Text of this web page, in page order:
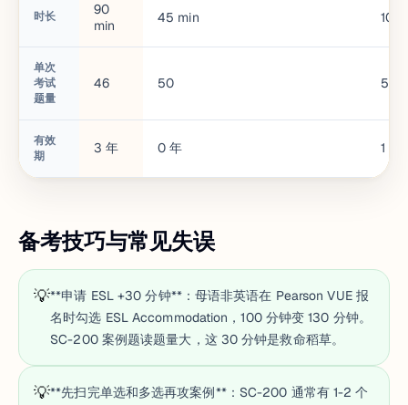
时长
90
min
45 min 100
单次
考试
题量
46 50 50
有效
期
3 年 0 年 1
备考技巧与常见失误
💡**申请 ESL +30 分钟**：母语非英语在 Pearson VUE 报
名时勾选 ESL Accommodation，100 分钟变 130 分钟。
SC-200 案例题读题量大，这 30 分钟是救命稻草。
💡**先扫完单选和多选再攻案例**：SC-200 通常有 1-2 个